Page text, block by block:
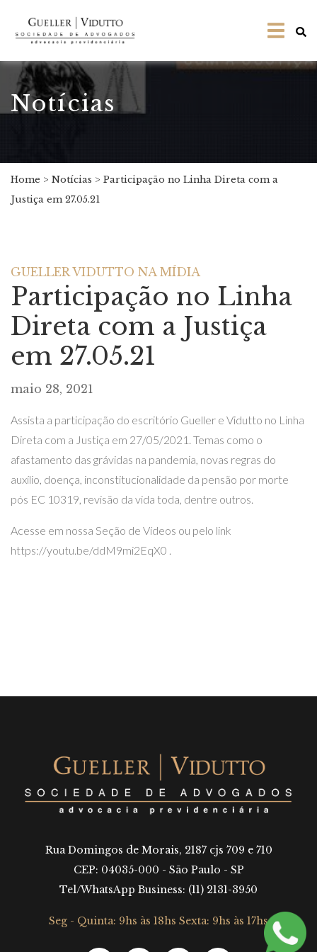
Notícias
Home > Notícias > Participação no Linha Direta com a
Justiça em 27.05.21
GUELLER VIDUTTO NA MÍDIA
Participação no Linha
Direta com a Justiça
em 27.05.21
maio 28, 2021
Assista a participação do escritório Gueller e Vidutto no Linha
Direta com a Justiça em 27/05/2021. Temas como o
afastamento das grávidas na pandemia, novas regras do
auxílio, doença, inconstitucionalidade da pensão por morte
pós EC 10319, revisão da vida toda, dentre outros.
Acesse em nossa Seção de Vídeos ou pelo link
https://youtu.be/ddM9mi2EqX0 .
Rua Domingos de Morais, 2187 cjs 709 e 710
CEP: 04035-000 - São Paulo - SP
Tel/WhatsApp Business: (11) 2131-3950
Seg - Quinta: 9hs às 18hs Sexta: 9hs às 17hs